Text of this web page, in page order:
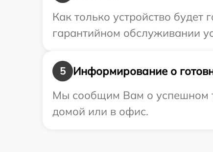
Как только устройство
гарантийном обслуживании
5
Информирование о
Мы сообщим Вам о успешном
домой или в офис.